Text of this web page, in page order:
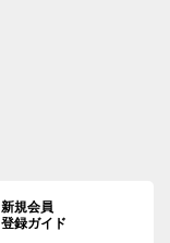
新規会員
登録ガイド